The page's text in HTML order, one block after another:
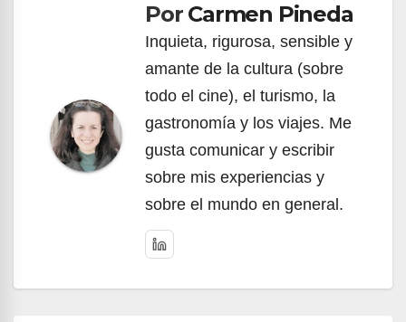
entradasPor Carmen Pineda
Inquieta, rigurosa, sensible y
amante de la cultura (sobre
todo el cine), el turismo, la
gastronomía y los viajes. Me
gusta comunicar y escribir
sobre mis experiencias y
sobre el mundo en general.